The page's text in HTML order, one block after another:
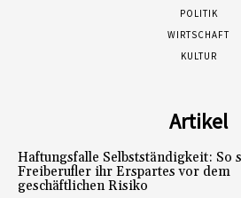
POLITIK
WIRTSCHAFT
KULTUR
Artikel
Haftungsfalle Selbstständigkeit: So
Freiberufler ihr Erspartes vor dem
geschäftlichen Risiko